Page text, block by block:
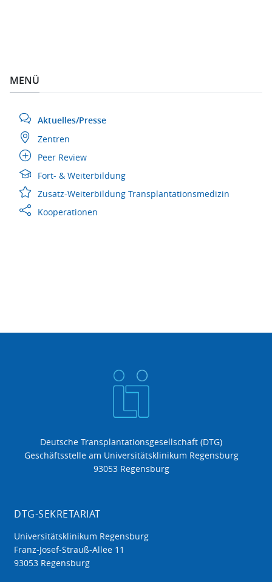
MENÜ
Aktuelles/Presse
Zentren
Peer Review
Fort- & Weiterbildung
Zusatz-Weiterbildung Transplantationsmedizin
Kooperationen
Deutsche Transplantationsgesellschaft (DTG)
Geschäftsstelle am Universitätsklinikum Regensburg
93053 Regensburg
DTG-SEKRETARIAT
Universitätsklinikum Regensburg
Franz-Josef-Strauß-Allee 11
93053 Regensburg